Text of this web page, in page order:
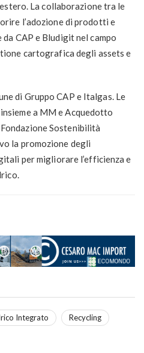
La collaborazione tra le
l’adozione di prodotti e
CAP e Bludigit nel campo
cartografica degli assets e
di Gruppo CAP e Italgas. Le
a MM e Acquedotto
Sostenibilità
la promozione degli
per migliorare l’efficienza e
Integrato Recycling